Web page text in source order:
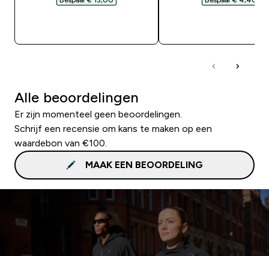
Alle beoordelingen
Er zijn momenteel geen beoordelingen.
Schrijf een recensie om kans te maken op een
waardebon van €100.
MAAK EEN BEOORDELING